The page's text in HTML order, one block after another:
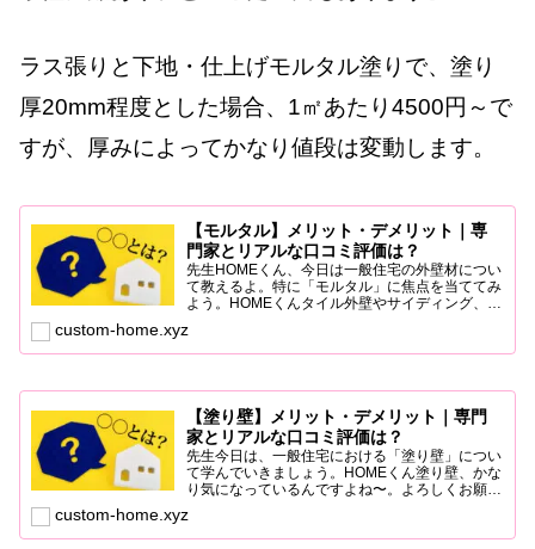
ラス張りと下地・仕上げモルタル塗りで、塗り
厚20mm程度とした場合、1㎡あたり4500円～で
すが、厚みによってかなり値段は変動します。
【モルタル】メリット・デメリット｜専
門家とリアルな口コミ評価は？
先生HOMEくん、今日は一般住宅の外壁材につい
て教えるよ。特に「モルタル」に焦点を当ててみ
よう。HOMEくんタイル外壁やサイディング、塗
てなんですか？先生モルタルはね、セメント、
砂、水を混ぜ合わせ...
custom-home.xyz
【塗り壁】メリット・デメリット｜専門
家とリアルな口コミ評価は？
先生今日は、一般住宅における「塗り壁」につい
て学んでいきましょう。HOMEくん塗り壁、かな
り気になっているんですよね〜。よろしくお願い
を塗って仕上げる工法のことを指します。この塗
り壁には、さまざま...
custom-home.xyz